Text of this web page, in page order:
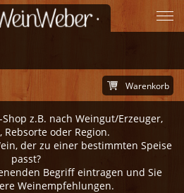
z.B. nach Weingut/Erzeuger,
Rebsorte oder Region.
der zu einer bestimmten Speise
passt?
Begriff eintragen und Sie
Weinempfehlungen.
Warenkorb